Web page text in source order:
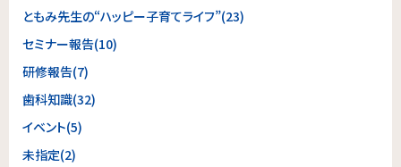
ともみ先生の“ハッピー子育てライフ”(23)
セミナー報告(10)
研修報告(7)
歯科知識(32)
イベント(5)
未指定(2)